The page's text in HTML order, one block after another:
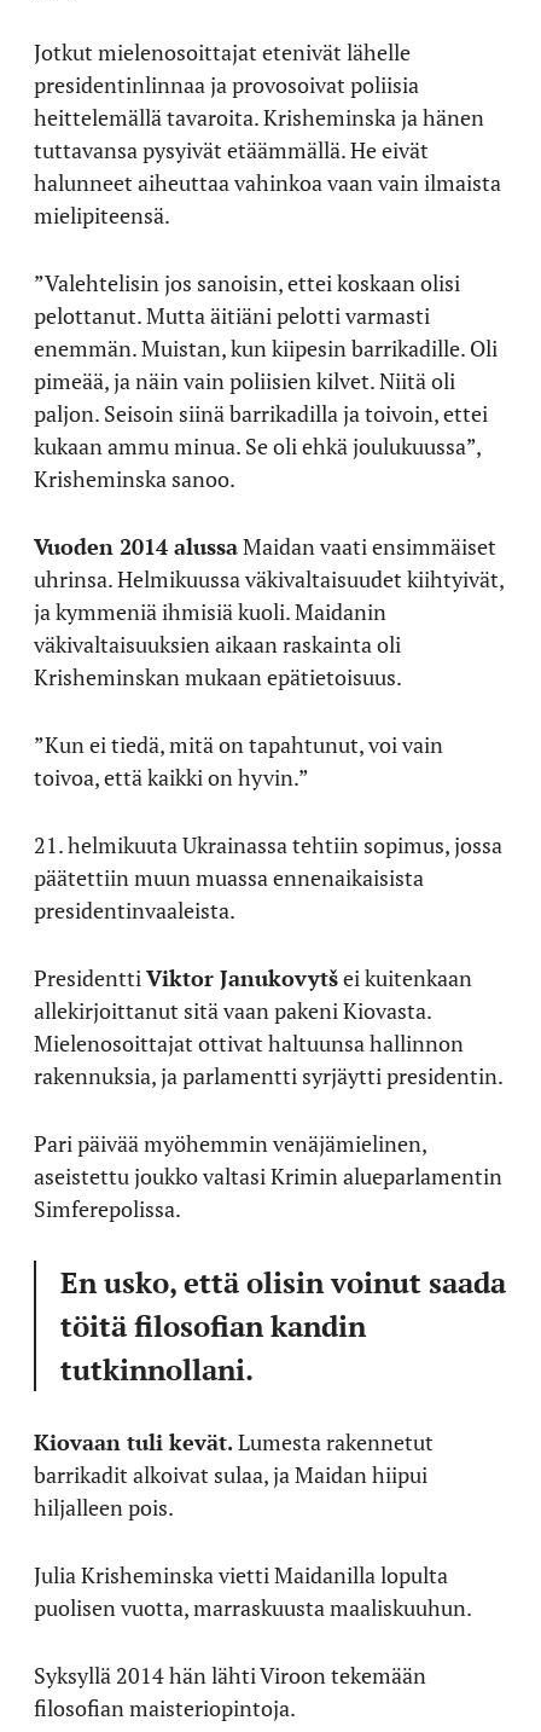
Jotkut mielenosoittajat etenivät lähelle
presidentinlinnaa ja provosoivat poliisia
heittelemällä tavaroita. Krisheminska ja hänen
tuttavansa pysyivät etäämmällä. He eivät
halunneet aiheuttaa vahinkoa vaan vain ilmaista
mielipiteensä.
”Valehtelisin jos sanoisin, ettei koskaan olisi
pelottanut. Mutta äitiäni pelotti varmasti
enemmän. Muistan, kun kiipesin barrikadille. Oli
pimeää, ja näin vain poliisien kilvet. Niitä oli
paljon. Seisoin siinä barrikadilla ja toivoin, ettei
kukaan ammu minua. Se oli ehkä joulukuussa”,
Krisheminska sanoo.
Vuoden 2014 alussaMaidan vaati ensimmäiset
uhrinsa. Helmikuussa väkivaltaisuudet kiihtyivät,
ja kymmeniä ihmisiä kuoli. Maidanin
väkivaltaisuuksien aikaan raskainta oli
Krisheminskan mukaan epätietoisuus.
”Kun ei tiedä, mitä on tapahtunut, voi vain
toivoa, että kaikki on hyvin.”
21. helmikuuta Ukrainassa tehtiin sopimus, jossa
päätettiin muun muassa ennenaikaisista
presidentinvaaleista.
Presidentti Viktor Janukovytšei kuitenkaan
allekirjoittanut sitä vaan pakeni Kiovasta.
Mielenosoittajat ottivat haltuunsa hallinnon
rakennuksia, ja parlamentti syrjäytti presidentin.
Pari päivää myöhemmin venäjämielinen,
aseistettu joukko valtasi Krimin alueparlamentin
Simferepolissa.
En usko, että olisin voinut saada
töitä filosofian kandin
tutkinnollani.
Kiovaan tuli kevät.Lumesta rakennetut
barrikadit alkoivat sulaa, ja Maidan hiipui
hiljalleen pois.
Julia Krisheminska vietti Maidanilla lopulta
puolisen vuotta, marraskuusta maaliskuuhun.
Syksyllä 2014 hän lähti Viroon tekemään
filosofian maisteriopintoja.